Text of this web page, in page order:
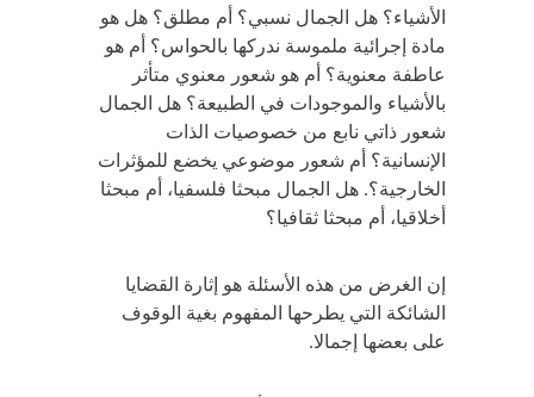
الأشياء؟ هل الجمال نسبي؟ أم مطلق؟ هل هو
مادة إجرائية ملموسة ندركها بالحواس؟ أم هو
عاطفة معنوية؟ أم هو شعور معنوي متأثر
بالأشياء والموجودات في الطبيعة؟ هل الجمال
شعور ذاتي نابع من خصوصيات الذات
الإنسانية؟ أم شعور موضوعي يخضع للمؤثرات
الخارجية؟. هل الجمال مبحثا فلسفيا، أم مبحثا
أخلاقيا، أم مبحثا ثقافيا؟
إن الغرض من هذه الأسئلة هو إثارة القضايا
الشائكة التي يطرحها المفهوم بغية الوقوف
على بعضها إجمالا.